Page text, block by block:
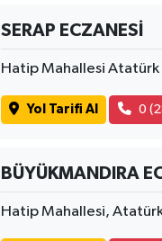
SERAP ECZANESİ
Hatip Mahallesi
Yol Tarifi Al 0
BÜYÜKMANDIRA
Hatip Mahallesi,